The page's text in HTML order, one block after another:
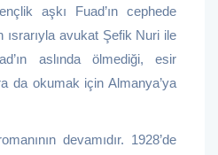
aşkı Fuad’ın cephede
ısrarıyla avukat Şefik Nuri ile
aslında ölmediği, esir
da okumak için Almanya’ya
devamıdır. 1928’de